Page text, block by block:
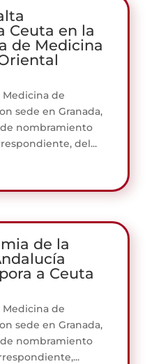
Ceuta en la
de Medicina
Medicina de
sede en Granada,
nombramiento
del...
de la
a Ceuta
Medicina de
sede en Granada,
nombramiento